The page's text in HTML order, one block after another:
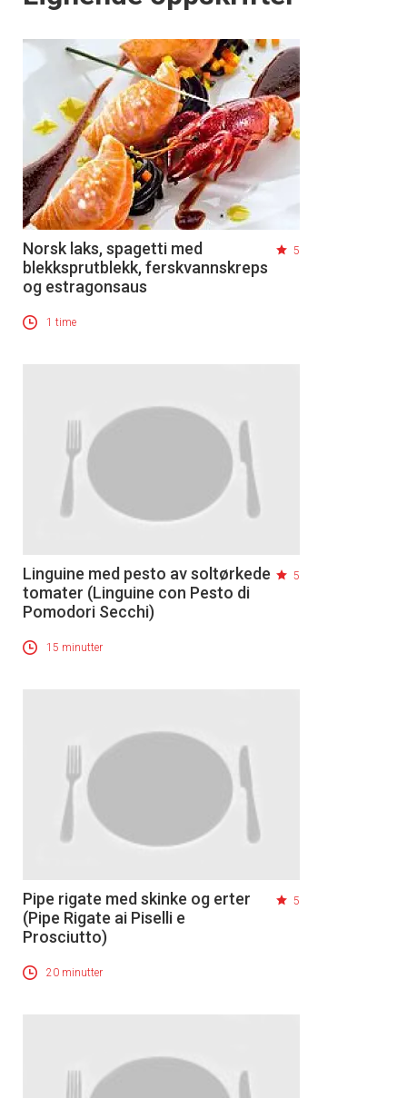
Norsk laks, spagetti med
blekksprutblekk, ferskvannskreps
og estragonsaus
5
1 time
Linguine med pesto av soltørkede
tomater (Linguine con Pesto di
Pomodori Secchi)
5
15 minutter
Pipe rigate med skinke og erter
(Pipe Rigate ai Piselli e
Prosciutto)
5
20 minutter